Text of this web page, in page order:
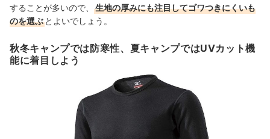
することが多いので、
生地の厚みにも注目してゴワつきにくいも
のを選ぶ とよいでしょう。
秋冬キャンプでは防寒性、夏キャンプではUVカット機
能に着目しよう